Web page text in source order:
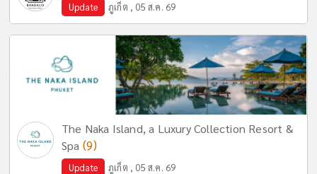
Update ภูเก็ต , 05 ส.ค. 69
The Naka Island, a Luxury Collection Resort &
Spa (9)
Update ภูเก็ต , 05 ส.ค. 69